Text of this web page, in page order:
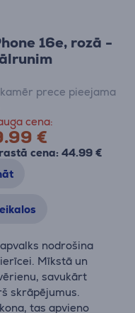
16e, rozā -
cena:
€
cena: 44.99 €
prece pieejama
nodrošina
Mīkstā un
savukārt
skrāpējumus.
tas apvieno